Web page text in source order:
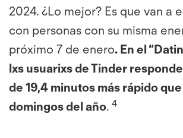
2024. ¿Lo mejor? Es que van a
con personas con su misma
próximo 7 de enero. En el
lxs usuarixs de Tinder
de 19,4 minutos más rápido
domingos del año. 4